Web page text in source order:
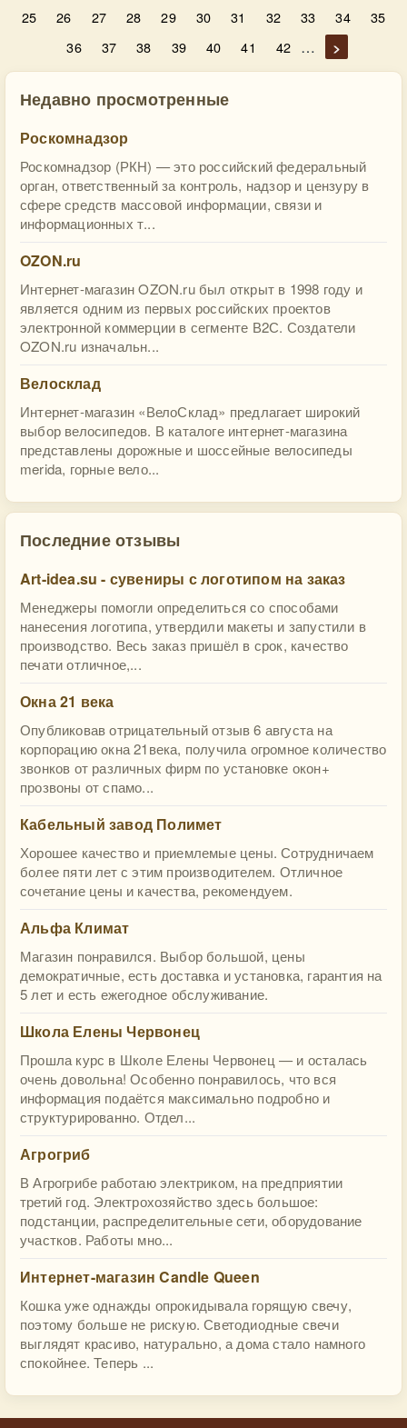
25
26 27 28 29 30 31 32 33 34
35
36
37 38 39 40 41 42 … >
Недавно просмотренные
Роскомнадзор
Роскомнадзор (РКН) — это российский федеральный
орган, ответственный за контроль, надзор и цензуру в
сфере средств массовой информации, связи и
информационных т...
OZON.ru
Интернет-магазин OZON.ru был открыт в 1998 году и
является одним из первых российских проектов
электронной коммерции в сегменте В2С. Создатели
OZON.ru изначальн...
Велосклад
Интернет-магазин «ВелоСклад» предлагает широкий
выбор велосипедов. В каталоге интернет-магазина
представлены дорожные и шоссейные велосипеды
merida, горные вело...
Последние отзывы
Art-idea.su - сувениры с логотипом на заказ
Менеджеры помогли определиться со способами
нанесения логотипа, утвердили макеты и запустили в
производство. Весь заказ пришёл в срок, качество
печати отличное,...
Окна 21 века
Опубликовав отрицательный отзыв 6 августа на
корпорацию окна 21века, получила огромное количество
звонков от различных фирм по установке окон+
прозвоны от спамо...
Кабельный завод Полимет
Хорошее качество и приемлемые цены. Сотрудничаем
более пяти лет с этим производителем. Отличное
сочетание цены и качества, рекомендуем.
Альфа Климат
Магазин понравился. Выбор большой, цены
демократичные, есть доставка и установка, гарантия на
5 лет и есть ежегодное обслуживание.
Школа Елены Червонец
Прошла курс в Школе Елены Червонец — и осталась
очень довольна! Особенно понравилось, что вся
информация подаётся максимально подробно и
структурированно. Отдел...
Агрогриб
В Агрогрибе работаю электриком, на предприятии
третий год. Электрохозяйство здесь большое:
подстанции, распределительные сети, оборудование
участков. Работы мно...
Интернет-магазин Candle Queen
Кошка уже однажды опрокидывала горящую свечу,
поэтому больше не рискую. Светодиодные свечи
выглядят красиво, натурально, а дома стало намного
спокойнее. Теперь ...